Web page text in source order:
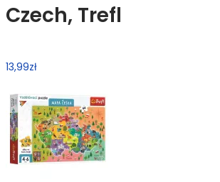
Czech, Trefl
13,99zł